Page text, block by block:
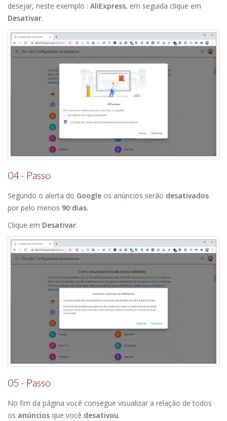
desejar, neste exemplo : AliExpress, em seguida clique em
Desativar.
04 - Passo
Segundo o alerta do Google os anúncios serão desativados
por pelo menos 90 dias.
Clique em Desativar.
05 - Passo
No fim da página você consegue visualizar a relação de todos
os anúncios que você desativou.